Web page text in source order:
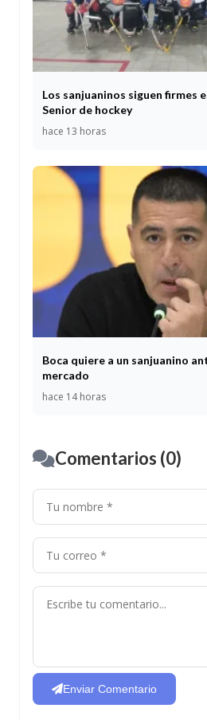
Los sanjuaninos siguen firmes
Senior de hockey
hace 13 horas
Boca quiere a un sanjuanino
mercado
hace 14 horas
Comentarios (0)
Enviar Comentario